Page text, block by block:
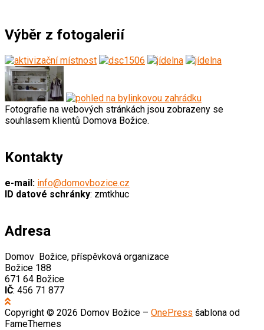
Výběr z fotogalerií
Fotografie na webových stránkách jsou zobrazeny se
souhlasem klientů Domova Božice.
Kontakty
e-mail: info@domovbozice.cz
ID datové schránky: zmtkhuc
Adresa
Domov Božice, příspěvková organizace
Božice 188
671 64 Božice
IČ: 456 71 877
Copyright © 2026 Domov Božice – OnePress šablona od
FameThemes